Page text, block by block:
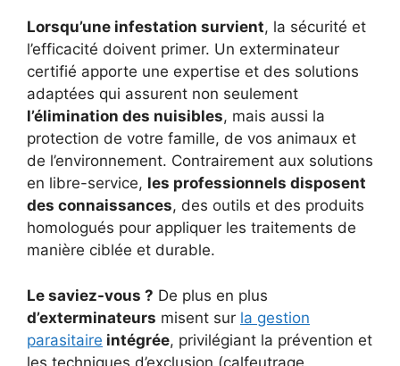
Lorsqu’une infestation survient, la sécurité et
l’efficacité doivent primer. Un exterminateur
certifié apporte une expertise et des solutions
adaptées qui assurent non seulement
l’élimination des nuisibles, mais aussi la
protection de votre famille, de vos animaux et
de l’environnement. Contrairement aux solutions
en libre-service, les professionnels disposent
des connaissances, des outils et des produits
homologués pour appliquer les traitements de
manière ciblée et durable.
Le saviez-vous ? De plus en plus
d’exterminateurs misent sur la gestion
parasitaire intégrée, privilégiant la prévention et
les techniques d’exclusion (calfeutrage,